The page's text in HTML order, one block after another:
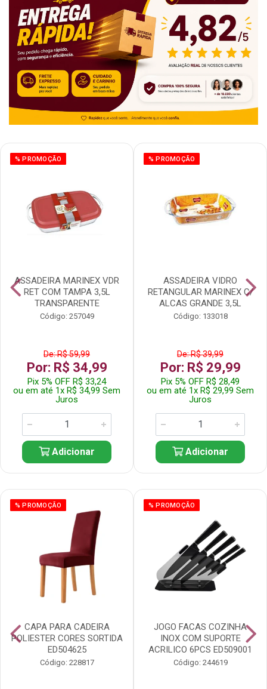
% PROMOÇÃO
ASSADEIRA MARINEX VDR
RET COM TAMPA 3,5L
TRANSPARENTE
Código: 257049
De: R$ 59,99
Por: R$ 34,99
Pix 5% OFF R$ 33,24
ou em até 1x R$ 34,99 Sem
Juros
Adicionar
% PROMOÇÃO
ASSADEIRA VIDRO
RETANGULAR MARINEX C/
ALCAS GRANDE 3,5L
Código: 133018
De: R$ 39,99
Por: R$ 29,99
Pix 5% OFF R$ 28,49
ou em até 1x R$ 29,99 Sem
Juros
Adicionar
% PROMOÇÃO
CAPA PARA CADEIRA
POLIESTER CORES SORTIDA
ED504625
Código: 228817
% PROMOÇÃO
JOGO FACAS COZINHA
INOX COM SUPORTE
ACRILICO 6PCS ED509001
Código: 244619